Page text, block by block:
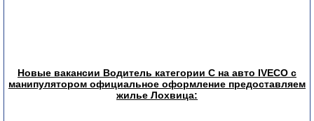
Новые вакансии Водитель категории С на авто IVECO с
манипулятором официальное оформление предоставляем
жилье Лохвица: